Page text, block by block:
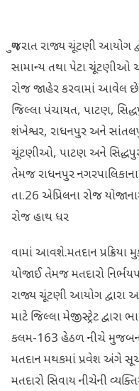
ગુજરાત રાજ્ય ચૂંટણી આયોગ
સામાન્ય તથા પેટા ચૂંટણીઓ
રોજ જાહેર કરવામાં આવેલ
જિલ્લા પંચાયત, પાટણ,
શંખેશ્વર, રાધનપુર અને
ચૂંટણીઓ, પાટણ અને
તેમજ રાધનપુર
તા.26 એપ્રિલના રોજ
રોજ હાથ ધર
વામાં આવશે.મતદાન પ્રક્રિયા
યોજાઈ તેમજ મતદારો
રાજ્ય ચૂંટણી આયોગ
માટે જિલ્લા મેજીસ્ટ્રેટ દ્વારા
કલમ-163 હેઠળ નીચે
મતદાન મથકમાં પ્રવેશ અંગે
મતદારો સિવાય નીચેની